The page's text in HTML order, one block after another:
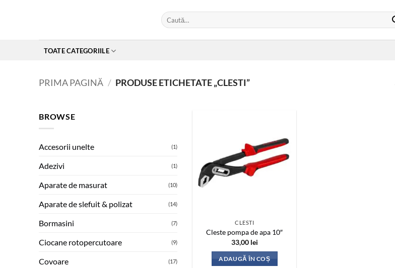
Caută
după:
TOATE CATEGORIILE
PRIMA PAGINĂ / PRODUSE ETICHETATE „CLESTI”
BROWSE
Accesorii unelte (1)
Adezivi (1)
Aparate de masurat (10)
Aparate de slefuit & polizat (14)
Bormasini (7)
Ciocane rotopercutoare (9)
Covoare (17)
CLESTI
Cleste pompa de apa 10″
33,00 lei
ADAUGĂ ÎN COȘ